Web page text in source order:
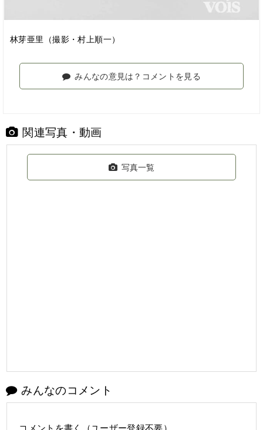
林芽亜里（撮影・村上順一）
みんなの意見は？コメントを見る
関連写真・動画
写真一覧
みんなのコメント